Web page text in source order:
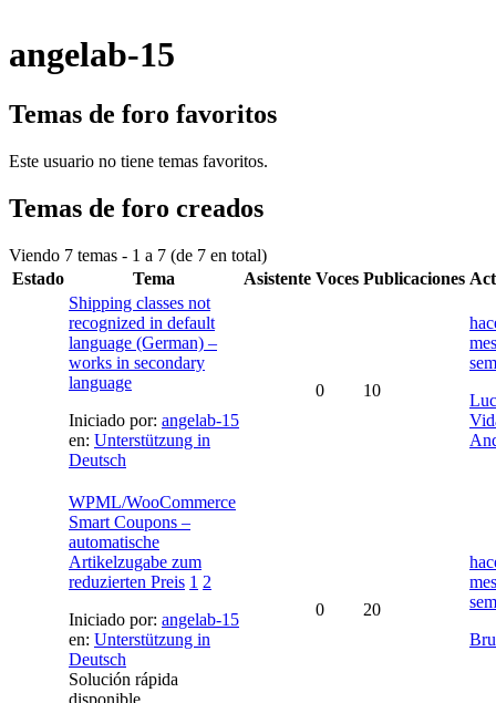
angelab-15
Temas de foro favoritos
Este usuario no tiene temas favoritos.
Temas de foro creados
Viendo 7 temas - 1 a 7 (de 7 en total)
Estado
Tema Asistente Voces Publicaciones
Shipping classes not
recognized in default
language (German) –
works in secondary
language
Iniciado por: angelab-15
en: Unterstützung in
Deutsch
0 10
WPML/WooCommerce
Smart Coupons –
automatische
Artikelzugabe zum
reduzierten Preis 1 2
Iniciado por: angelab-15
en: Unterstützung in
Deutsch
Solución rápida
disponible
0 20